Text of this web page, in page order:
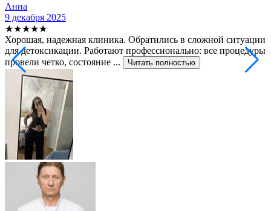
Анна
9 декабря 2025
★★★★★
Хорошая, надежная клиника. Обратились в сложной ситуации
для детоксикации. Работают профессионально: все процедуры
провели четко, состояние ...
Читать полностью